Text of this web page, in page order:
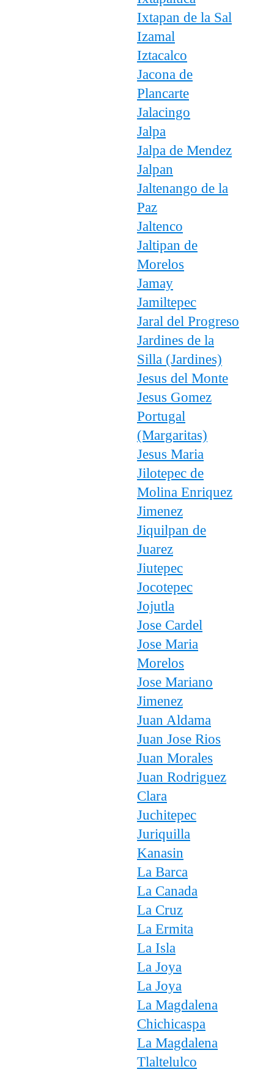
Ixtapan de la Sal
Izamal
Iztacalco
Jacona de
Plancarte
Jalacingo
Jalpa
Jalpa de Mendez
Jalpan
Jaltenango de la
Paz
Jaltenco
Jaltipan de
Morelos
Jamay
Jamiltepec
Jaral del Progreso
Jardines de la
Silla (Jardines)
Jesus del Monte
Jesus Gomez
Portugal
(Margaritas)
Jesus Maria
Jilotepec de
Molina Enriquez
Jimenez
Jiquilpan de
Juarez
Jiutepec
Jocotepec
Jojutla
Jose Cardel
Jose Maria
Morelos
Jose Mariano
Jimenez
Juan Aldama
Juan Jose Rios
Juan Morales
Juan Rodriguez
Clara
Juchitepec
Juriquilla
Kanasin
La Barca
La Canada
La Cruz
La Ermita
La Isla
La Joya
La Joya
La Magdalena
Chichicaspa
La Magdalena
Tlaltelulco